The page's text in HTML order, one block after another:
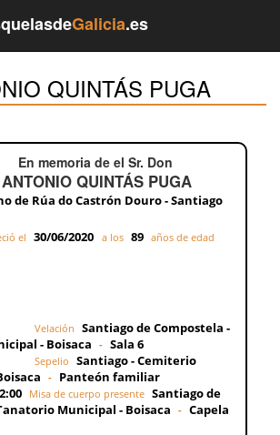
Galicia.es
QUINTÁS PUGA
En memoria de el Sr. Don
ANTONIO QUINTÁS PUGA
de Rúa do Castrón Douro - Santiago
el 30/06/2020 a los 89 años de edad
Velación Santiago de Compostela -
- Boisaca - Sala 6
Sepelio Santiago - Cemiterio
- Panteón familiar
Misa de cuerpo presente Santiago de
Municipal - Boisaca - Capela